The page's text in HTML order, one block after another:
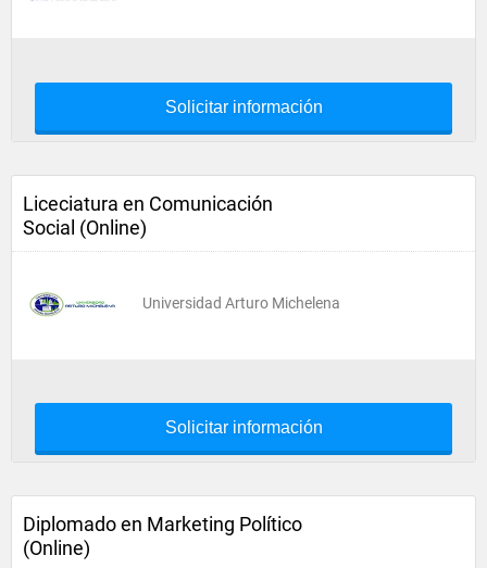
Solicitar información
Liceciatura en Comunicación
Social (Online)
Universidad Arturo Michelena
Solicitar información
Diplomado en Marketing Político
(Online)